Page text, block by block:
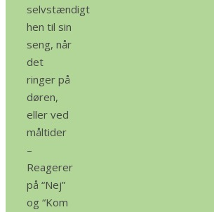
selvstændigt
hen til sin
seng, når
det
ringer på
døren,
eller ved
måltider
–
Reagerer
på “Nej”
og “Kom